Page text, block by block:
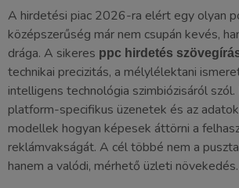
A hirdetési piac 2026-ra elért egy olyan
középszerűség már nem csupán kevés,
drága. A sikeres ppc hirdetés
technikai precizitás, a mélylélektani
intelligens technológia szimbiózisáról
platform-specifikus üzenetek és az
modellek hogyan képesek áttörni a
reklámvakságát. A cél többé nem a
hanem a valódi, mérhető üzleti növekedés.